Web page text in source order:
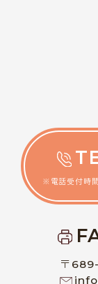
※電話受付時
〒